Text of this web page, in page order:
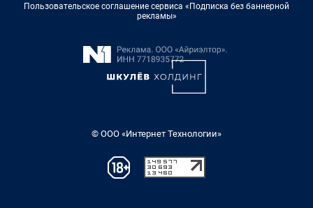
Пользовательское соглашение сервиса «Подписка без баннерной
рекламы»
© ООО «Интернет Технологии»